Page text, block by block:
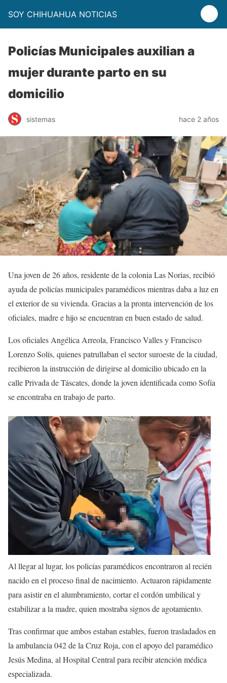
SOY CHIHUAHUA NOTICIAS
Policías Municipales auxilian a
mujer durante parto en su
domicilio
sistemas hace 2 años
Una joven de 26 años, residente de la colonia Las Norias, recibió
ayuda de policías municipales paramédicos mientras daba a luz en
el exterior de su vivienda. Gracias a la pronta intervención de los
oficiales, madre e hijo se encuentran en buen estado de salud.
Los oficiales Angélica Arreola, Francisco Valles y Francisco
Lorenzo Solís, quienes patrullaban el sector suroeste de la ciudad,
recibieron la instrucción de dirigirse al domicilio ubicado en la
calle Privada de Táscates, donde la joven identificada como Sofía
se encontraba en trabajo de parto.
Al llegar al lugar, los policías paramédicos encontraron al recién
nacido en el proceso final de nacimiento. Actuaron rápidamente
para asistir en el alumbramiento, cortar el cordón umbilical y
estabilizar a la madre, quien mostraba signos de agotamiento.
Tras confirmar que ambos estaban estables, fueron trasladados en
la ambulancia 042 de la Cruz Roja, con el apoyo del paramédico
Jesús Medina, al Hospital Central para recibir atención médica
especializada.